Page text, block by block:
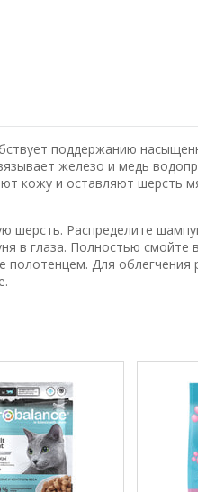
поддержанию
железо и медь
кожу и оставляют шерсть
шерсть. Распределите
в глаза. Полностью
Для облегчения